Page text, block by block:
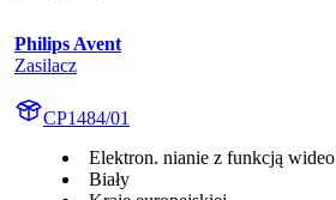
Philips Avent
Zasilacz
CP1484/01
Elektron. nianie z funkcją wideo
Biały